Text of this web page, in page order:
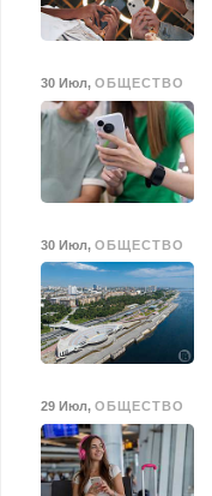
30 Июл, ОБЩЕСТВО
30 Июл, ОБЩЕСТВО
29 Июл, ОБЩЕСТВО